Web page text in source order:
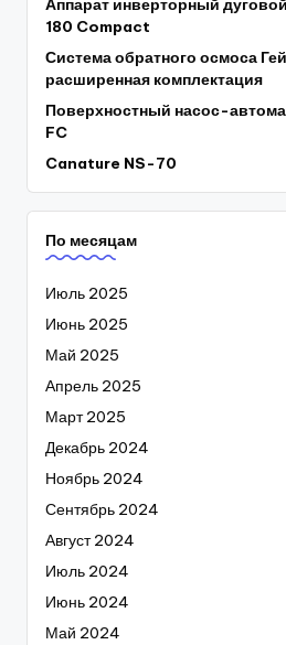
180 Compact
Система обратного осмоса
расширенная комплектация
Поверхностный насос-
FC
Canature NS-70
По месяцам
Июль 2025
Июнь 2025
Май 2025
Апрель 2025
Март 2025
Декабрь 2024
Ноябрь 2024
Сентябрь 2024
Август 2024
Июль 2024
Июнь 2024
Май 2024